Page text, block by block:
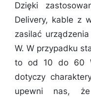
Dzięki
Delivery, kable z
zasilać
W. W przypadku
to od 10 do 60
dotyczy
upewni nas, że